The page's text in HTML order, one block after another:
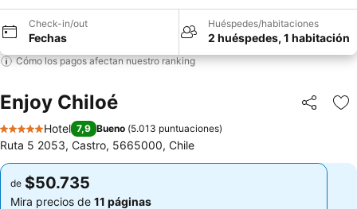
Check-in/out
Fechas
Huéspedes/habitaciones
2 huéspedes, 1 habitación
Cómo los pagos afectan nuestro ranking
Enjoy Chiloé Compartir
5 Estrellas
Hotel 7,9 Bueno (5.013 puntuaciones)
Ruta 5 2053, Castro, 5665000, Chile
de $50.735
Mira precios de 11 páginas
de $50.735
Mira precios de 11 páginas